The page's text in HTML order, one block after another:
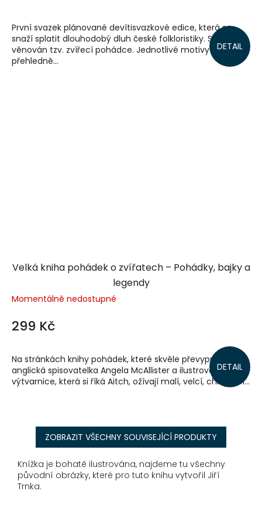
DETAIL
První svazek plánované devítisvazkové edice, která se
snaží splatit dlouhodobý dluh české folkloristiky. Svazek je
věnován tzv. zvířecí pohádce. Jednotlivé motivy jsou
přehledně...
Velká kniha pohádek o zvířatech – Pohádky, bajky a
legendy
Momentálně nedostupné
299 Kč
DETAIL
Na stránkách knihy pohádek, které skvěle převyprávěla
anglická spisovatelka Angela McAllister a ilustrovala
výtvarnice, která si říká Aitch, ožívají malí, velcí, chlupatí i...
ZOBRAZIT VŠECHNY SOUVISEJÍCÍ PRODUKTY
Knížka je bohatě ilustrována, najdeme tu všechny
původní obrázky, které pro tuto knihu vytvořil Jiří
Trnka.